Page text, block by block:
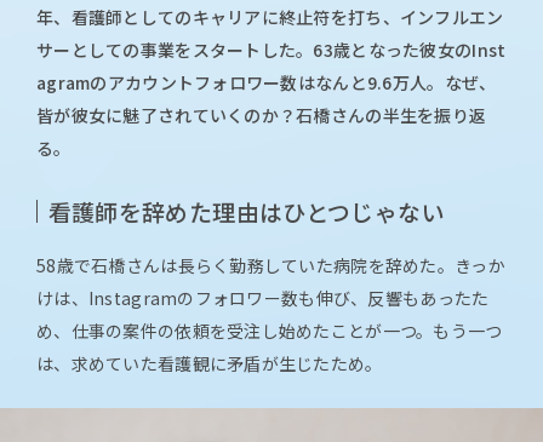
年、看護師としてのキャリアに終止符を打ち、インフルエン
サーとしての事業をスタートした。63歳となった彼女のInst
agramのアカウントフォロワー数はなんと9.6万人。なぜ、
皆が彼女に魅了されていくのか？石橋さんの半生を振り返
る。
看護師を辞めた理由はひとつじゃない
58歳で石橋さんは長らく勤務していた病院を辞めた。きっか
けは、Instagramのフォロワー数も伸び、反響もあったた
め、仕事の案件の依頼を受注し始めたことが一つ。もう一つ
は、求めていた看護観に矛盾が生じたため。